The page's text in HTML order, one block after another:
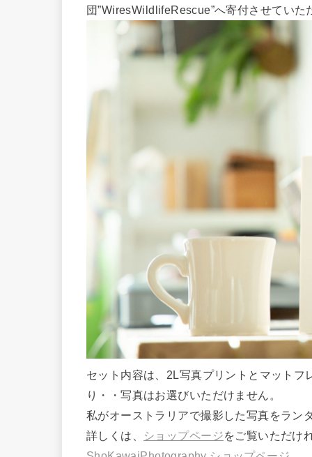
団”WiresWildlifeRescue”へ寄付させていた
セット内容は、2L写真プリントとマット
り・・写真はお選びいただけません。
私がオーストラリアで撮影した写真をラン
詳しくは、
ショップページをご覧いただけ